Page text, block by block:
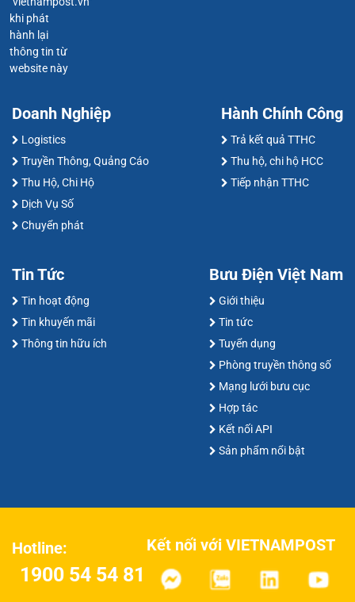
khi phát
hành lại
thông tin từ
website này
Doanh Nghiệp
Logistics
Truyền Thông, Quảng Cáo
Thu Hộ, Chi Hộ
Dịch Vụ Số
Chuyển phát
Hành Chính Công
Trả kết quả TTHC
Thu hộ, chi hộ HCC
Tiếp nhận TTHC
Tin Tức
Tin hoạt động
Tin khuyến mãi
Thông tin hữu ích
Bưu Điện Việt Nam
Giới thiệu
Tin tức
Tuyển dụng
Phòng truyền thông số
Mạng lưới bưu cục
Hợp tác
Kết nối API
Sản phẩm nổi bật
Hotline:
1900 54 54 81
Kết nối với VIETNAMPOST